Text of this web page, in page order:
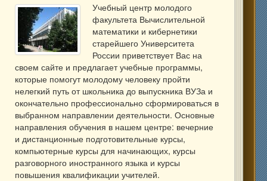
Учебный центр молодого
факультета Вычислительной
математики и кибернетики
старейшего Университета
России приветствует Вас на
своем сайте и предлагает учебные программы,
которые помогут молодому человеку пройти
нелегкий путь от школьника до выпускника ВУЗа и
окончательно профессионально сформироваться в
выбранном направлении деятельности. Основные
направления обучения в нашем центре: вечерние
и дистанционные подготовительные курсы,
компьютерные курсы для начинающих, курсы
разговорного иностранного языка и курсы
повышения квалификации учителей.